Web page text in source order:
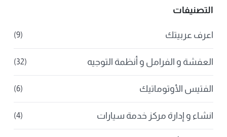
التصنيفات
اعرف عربيتك (9)
العفشة و الفرامل و أنظمة التوجيه (32)
الفتيس الأوتوماتيك (6)
انشاء و إدارة مركز خدمة سيارات (4)